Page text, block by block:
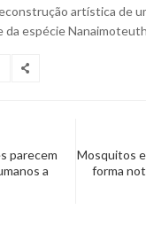
artística de
da espécie
Mosquitos
forma
parecem
a